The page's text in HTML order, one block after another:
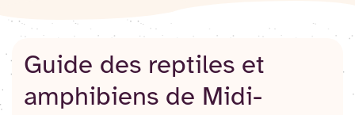
Guide des reptiles et
amphibiens de Midi-